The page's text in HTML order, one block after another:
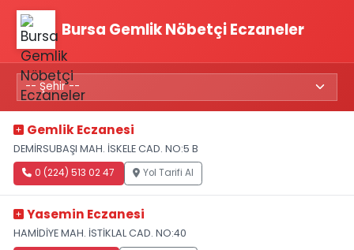
Bursa Gemlik Nöbetçi Eczaneler
Gemlik Eczanesi
DEMİRSUBAŞI MAH. İSKELE CAD. NO:5 B
0 (224) 513 02 47 Yol Tarifi Al
Yasemin Eczanesi
HAMİDİYE MAH. İSTİKLAL CAD. NO:40